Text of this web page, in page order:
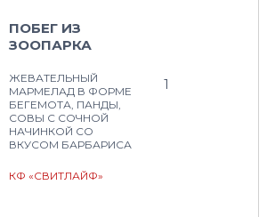
ПОБЕГ ИЗ
ЗООПАРКА
ЖЕВАТЕЛЬНЫЙ
МАРМЕЛАД В ФОРМЕ
БЕГЕМОТА, ПАНДЫ,
СОВЫ С СОЧНОЙ
НАЧИНКОЙ СО
ВКУСОМ БАРБАРИСА
КФ «СВИТЛАЙФ»
1